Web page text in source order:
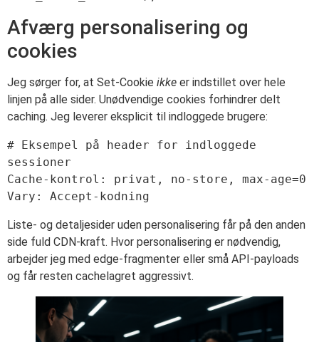
Afværg personalisering og
cookies
Jeg sørger for, at Set-Cookie ikke er indstillet over hele
linjen på alle sider. Unødvendige cookies forhindrer delt
caching. Jeg leverer eksplicit til indloggede brugere:
# Eksempel på header for indloggede
sessioner
Cache-kontrol: privat, no-store, max-age=0
Liste- og detaljesider uden personalisering får på den anden
side fuld CDN-kraft. Hvor personalisering er nødvendig,
arbejder jeg med edge-fragmenter eller små API-payloads
og får resten cachelagret aggressivt.